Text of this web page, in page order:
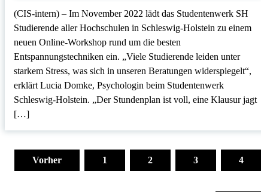
(CIS-intern) – Im November 2022 lädt das Studentenwerk SH
Studierende aller Hochschulen in Schleswig-Holstein zu einem
neuen Online-Workshop rund um die besten
Entspannungstechniken ein. „Viele Studierende leiden unter
starkem Stress, was sich in unseren Beratungen widerspiegelt“,
erklärt Lucia Domke, Psychologin beim Studentenwerk
Schleswig-Holstein. „Der Stundenplan ist voll, eine Klausur jagt
[…]
Vorher 1 2 3 4